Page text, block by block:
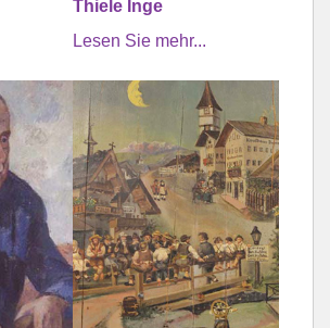
Thiele Inge
Lesen Sie mehr...